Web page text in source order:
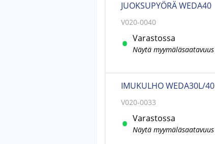
JUOKSUPYÖRÄ WEDA40
V020-0040
Varastossa
Näytä myymäläsaatavuus
IMUKULHO WEDA30L/40
V020-0033
Varastossa
Näytä myymäläsaatavuus